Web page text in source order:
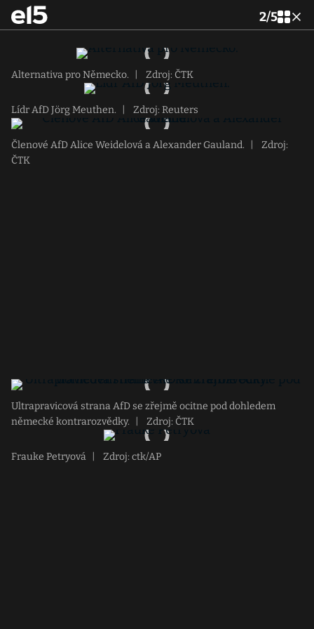
2/5
Alternativa pro Německo. Zdroj: ČTK
Lídr AfD Jörg Meuthen. Zdroj: Reuters
Členové AfD Alice Weidelová a Alexander Gauland.
Zdroj:
ČTK
Ultrapravicová strana AfD se zřejmě ocitne pod dohledem
německé kontrarozvědky.
Zdroj: ČTK
Frauke Petryová Zdroj: ctk/AP